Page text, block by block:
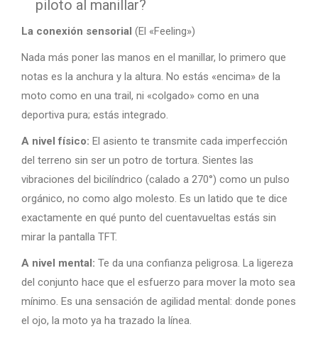
piloto al manillar?
La conexión sensorial (El «Feeling»)
Nada más poner las manos en el manillar, lo primero que
notas es la anchura y la altura. No estás «encima» de la
moto como en una trail, ni «colgado» como en una
deportiva pura; estás integrado.
A nivel físico: El asiento te transmite cada imperfección
del terreno sin ser un potro de tortura. Sientes las
vibraciones del bicilíndrico (calado a 270°) como un pulso
orgánico, no como algo molesto. Es un latido que te dice
exactamente en qué punto del cuentavueltas estás sin
mirar la pantalla TFT.
A nivel mental: Te da una confianza peligrosa. La ligereza
del conjunto hace que el esfuerzo para mover la moto sea
mínimo. Es una sensación de agilidad mental: donde pones
el ojo, la moto ya ha trazado la línea.